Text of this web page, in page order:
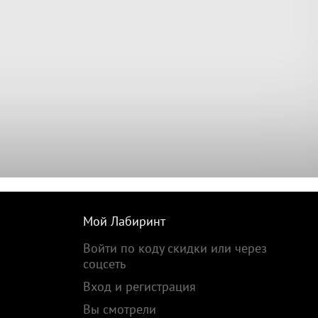
Мой Лабиринт
Войти по коду скидки или через
соцсеть
Вход и регистрация
Вы смотрели